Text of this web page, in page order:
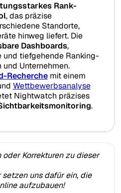
Rank-
, das präzise
Standorte,
hinweg liefert. Die
Dashboards,
tiefgehende Ranking-
Unternehmen.
Recherchemit einem
Wettbewerbsanalyse
Nightwatch präzises
.
Korrekturen zu dieser
uns dafür ein, die
aufzubauen!